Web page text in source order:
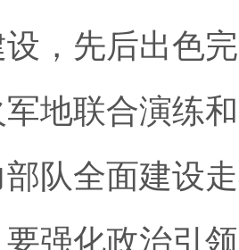
设，先后出色
地联合演练
队全面建设
强化政治引